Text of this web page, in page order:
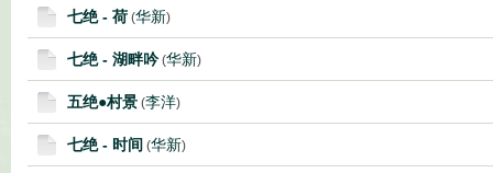
七绝 - 荷 (华新)
七绝 - 湖畔吟(华新)
五绝●村景 (李洋)
七绝 - 时间 (华新)